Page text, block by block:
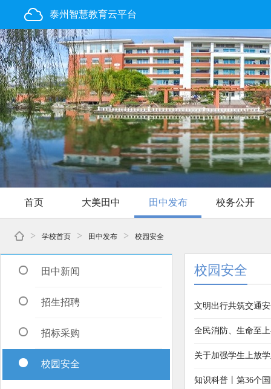
泰州智慧教育云平台
首页 大美田中 田中发布 校务公开
> 学校首页 > 田中发布 > 校园安全
田中新闻
招生招聘
招标采购
校园安全
校园安全
文明出行共筑交通
全民消防、生命至
关于加强学生上放
知识科普丨第36个